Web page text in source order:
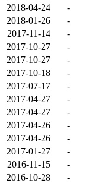
2018-04-24
-
2018-01-26
-
2017-11-14
-
2017-10-27
-
2017-10-27
-
2017-10-18
-
2017-07-17
-
2017-04-27
-
2017-04-27
-
2017-04-26
-
2017-04-26
-
2017-01-27
-
2016-11-15
-
2016-10-28
-